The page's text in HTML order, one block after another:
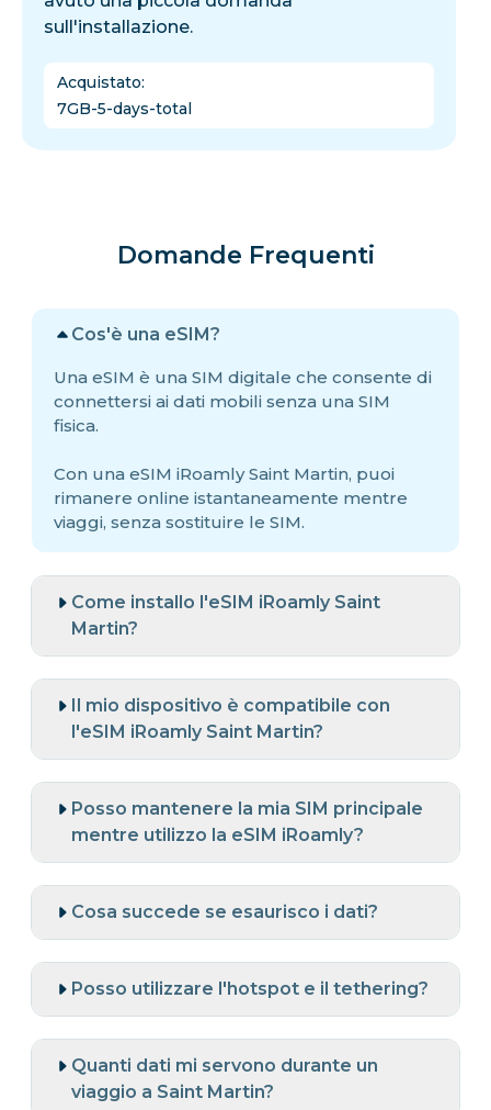
sull'installazione.
Acquistato:
7GB-5-days-total
Domande Frequenti
Cos'è una eSIM?
Una eSIM è una SIM digitale che consente di
connettersi ai dati mobili senza una SIM
fisica.
Con una eSIM iRoamly Saint Martin, puoi
rimanere online istantaneamente mentre
viaggi, senza sostituire le SIM.
Come installo l'eSIM iRoamly Saint
Martin?
Il mio dispositivo è compatibile con
l'eSIM iRoamly Saint Martin?
Posso mantenere la mia SIM principale
mentre utilizzo la eSIM iRoamly?
Cosa succede se esaurisco i dati?
Posso utilizzare l'hotspot e il tethering?
Quanti dati mi servono durante un
viaggio a Saint Martin?